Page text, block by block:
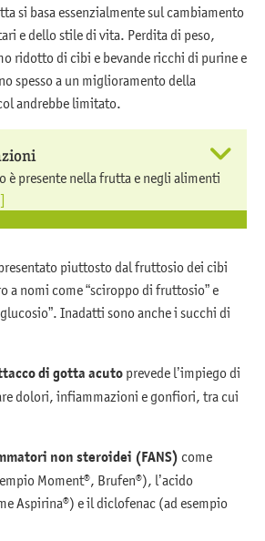
si basa essenzialmente sul cambiamento
e dello stile di vita. Perdita di peso,
ridotto di cibi e bevande ricchi di purine e
spesso a un miglioramento della
andrebbe limitato.
è presente nella frutta e negli alimenti
piuttosto dal fruttosio dei cibi
a nomi come “sciroppo di fruttosio” e
Inadatti sono anche i succhi di
di gotta acuto prevede l’impiego di
dolori, infiammazioni e gonfiori, tra cui
non steroidei (FANS) come
Moment®, Brufen®), l’acido
Aspirina®) e il diclofenac (ad esempio